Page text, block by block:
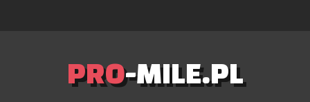
PRO-MILE.PL